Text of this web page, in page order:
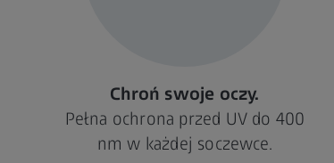
Chroń swoje oczy.
Pełna ochrona przed UV do 400
nm w każdej soczewce.